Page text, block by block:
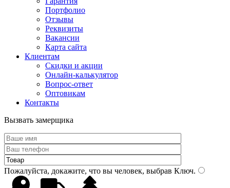
Портфолио
Отзывы
Реквизиты
Вакансии
Карта сайта
Клиентам
Скидки и акции
Онлайн-калькулятор
Вопрос-ответ
Оптовикам
Контакты
Вызвать замерщика
Пожалуйста, докажите, что вы человек, выбрав Ключ.